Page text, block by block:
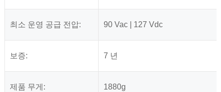
최소 운영 공급 전압: 90 Vac | 127 Vdc
보증: 7 년
제품 무게: 1880g